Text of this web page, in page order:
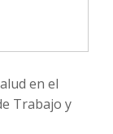
en el
Trabajo y